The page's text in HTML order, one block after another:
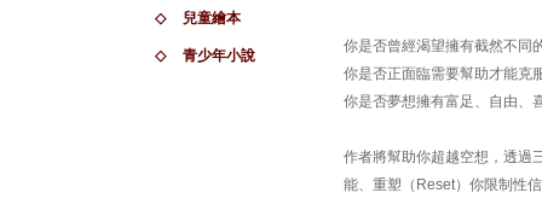
◇ 兒童繪本
◇ 青少年小說
你是否曾經渴望擁有截然不同
你是否正面臨需要幫助才能克
你是否夢想擁有富足、自由、
作者將幫助你超越空想，透過
能、重塑（Reset）你限制性